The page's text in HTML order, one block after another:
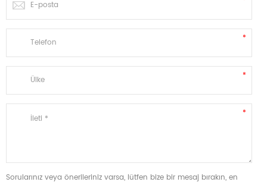
Sorularınız veya önerileriniz varsa, lütfen bize bir mesaj bırakın, en